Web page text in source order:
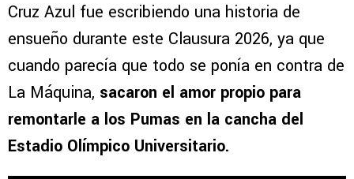
Cruz Azul fue escribiendo una historia de
ensueño durante este Clausura 2026, ya que
cuando parecía que todo se ponía en contra de
La Máquina, sacaron el amor propio para
remontarle a los Pumas en la cancha del
Estadio Olímpico Universitario.